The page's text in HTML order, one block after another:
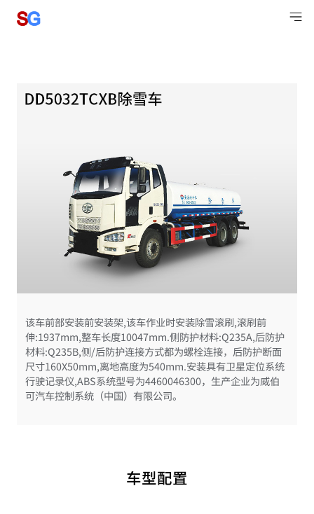
该车前部安装前安装架,该车作业时安装除雪滚刷,滚刷前
伸:1937mm,整车长度10047mm.侧防护材料:Q235A,后防护
材料:Q235B,侧/后防护连接方式都为螺栓连接，后防护断面
尺寸160X50mm,离地高度为540mm.安装具有卫星定位系统
行驶记录仪,ABS系统型号为4460046300，生产企业为威伯
可汽车控制系统（中国）有限公司。
车型配置